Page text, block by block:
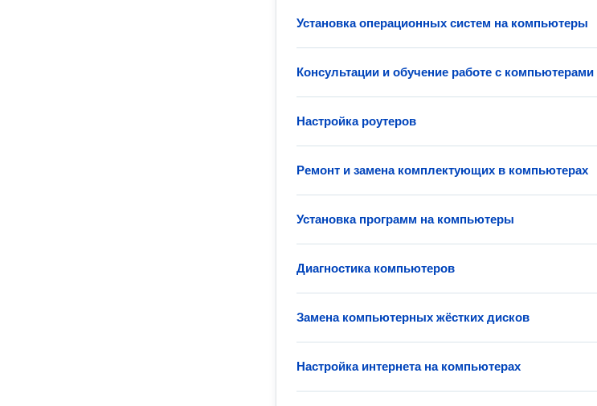
Установка операционных систем на компьютеры
Консультации и обучение работе с компьютерами
Настройка роутеров
Ремонт и замена комплектующих в компьютерах
Установка программ на компьютеры
Диагностика компьютеров
Замена компьютерных жёстких дисков
Настройка интернета на компьютерах